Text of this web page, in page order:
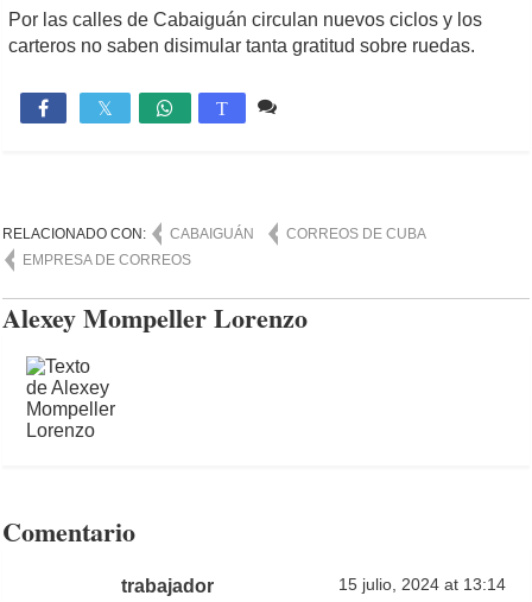
Por las calles de Cabaiguán circulan nuevos ciclos y los
carteros no saben disimular tanta gratitud sobre ruedas.
 T
RELACIONADO CON: CABAIGUÁN
CORREOS DE CUBA
EMPRESA DE CORREOS
Alexey Mompeller Lorenzo
Comentario
trabajador 15 julio, 2024 at 13:14